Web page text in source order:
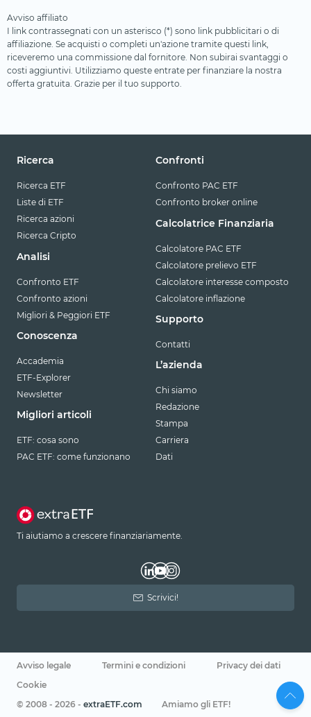
Avviso affiliato
I link contrassegnati con un asterisco (*) sono link pubblicitari o di
affiliazione. Se acquisti o completi un'azione tramite questi link,
riceveremo una commissione dal fornitore. Non subirai svantaggi o
costi aggiuntivi. Utilizziamo queste entrate per finanziare la nostra
offerta gratuita. Grazie per il tuo supporto.
Ricerca
Ricerca ETF
Liste di ETF
Ricerca azioni
Ricerca Cripto
Analisi
Confronto ETF
Confronto azioni
Migliori & Peggiori ETF
Conoscenza
Accademia
ETF-Explorer
Newsletter
Migliori articoli
ETF: cosa sono
PAC ETF: come funzionano
Confronti
Confronto PAC ETF
Confronto broker online
Calcolatrice Finanziaria
Calcolatore PAC ETF
Calcolatore prelievo ETF
Calcolatore interesse composto
Calcolatore inflazione
Supporto
Contatti
L’azienda
Chi siamo
Redazione
Stampa
Carriera
Dati
Ti aiutiamo a crescere finanziariamente.
Scrivici!
Avviso legale Termini e condizioni
Privacy dei dati
Cookie
© 2008 - 2026 - extraETF.com Amiamo gli ETF!